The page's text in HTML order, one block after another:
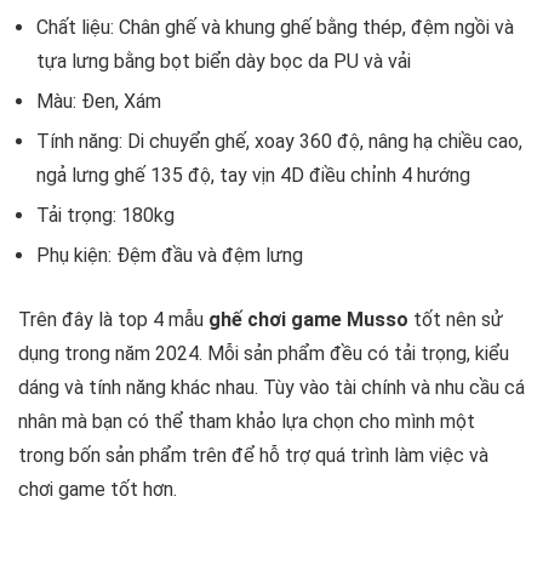
Chất liệu: Chân ghế và khung ghế bằng thép, đệm ngồi và
tựa lưng bằng bọt biển dày bọc da PU và vải
Màu: Đen, Xám
Tính năng: Di chuyển ghế, xoay 360 độ, nâng hạ chiều cao,
ngả lưng ghế 135 độ, tay vịn 4D điều chỉnh 4 hướng
Tải trọng: 180kg
Phụ kiện: Đệm đầu và đệm lưng
Trên đây là top 4 mẫu ghế chơi game Musso tốt nên sử
dụng trong năm 2024. Mỗi sản phẩm đều có tải trọng, kiểu
dáng và tính năng khác nhau. Tùy vào tài chính và nhu cầu cá
nhân mà bạn có thể tham khảo lựa chọn cho mình một
trong bốn sản phẩm trên để hỗ trợ quá trình làm việc và
chơi game tốt hơn.